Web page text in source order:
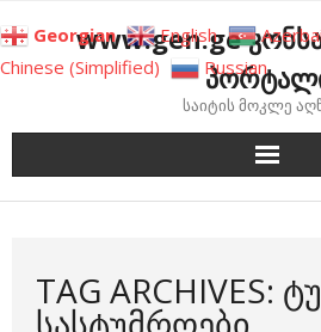
to
content
www.gen.ge
საიტის მოკლე
TAG ARCHIVES:
Georgian English
Chinese (Simplified)
Russian